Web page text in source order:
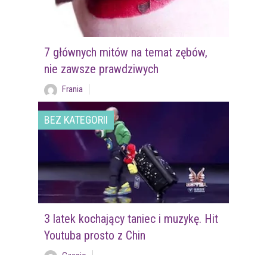
7 głównych mitów na temat zębów,
nie zawsze prawdziwych
Frania
BEZ KATEGORII
3 latek kochający taniec i muzykę. Hit
Youtuba prosto z Chin